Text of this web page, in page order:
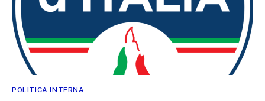
POLITICA INTERNA